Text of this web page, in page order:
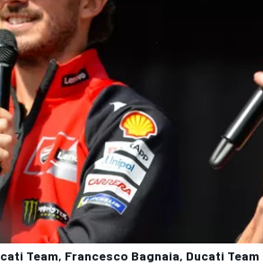
Team, Francesco Bagnaia, Ducati Team